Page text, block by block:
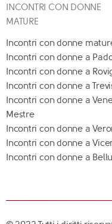
INCONTRI CON DONNE
MATURE
Incontri con donne
Incontri con donne a
Incontri con donne a
Incontri con donne a
Incontri con donne a
Mestre
Incontri con donne a
Incontri con donne a
Incontri con donne a